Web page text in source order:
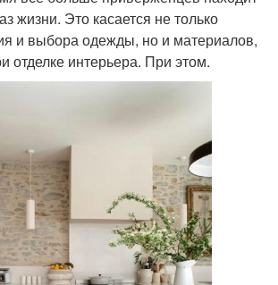
жизни. Это касается не только
и выбора одежды, но и материалов,
отделке интерьера. При этом.